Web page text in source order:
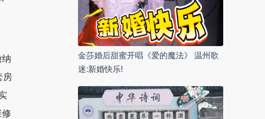
房
金莎婚后甜蜜开唱《爱的魔法》 温州歌
迷:新婚快乐!